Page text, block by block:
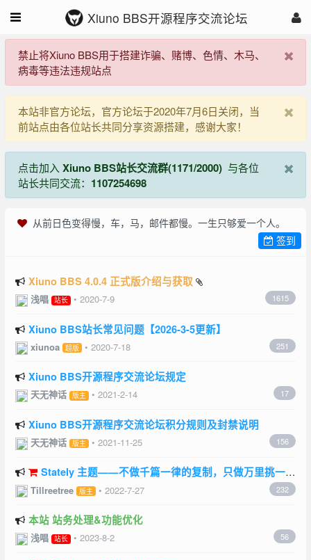
Xiuno BBS开源程序交流论坛
禁止将Xiuno BBS用于搭建诈骗、赌博、色情、木马、
病毒等违法违规站点
本站非官方论坛，官方论坛于2020年7月6日关闭，当
前站点由各位站长共同分享资源搭建，感谢大家！
点击加入 Xiuno BBS站长交流群(1171/2000)与各位
站长共同交流： 1107254698
从前日色变得慢，车，马，邮件都慢。一生只够爱一个人。
签到
Xiuno BBS 4.0.4 正式版介绍与获取
浅唱 站长 • 2020-7-9 1615
Xiuno BBS站长常见问题【2026-3-5更新】
xiunoa 超版 • 2020-7-18 251
Xiuno BBS开源程序交流论坛规定
天无神话 版主 • 2021-2-14 17
Xiuno BBS开源程序交流论坛积分规则及封禁说明
天无神话 版主 • 2021-11-25 156
Stately 主题——不做千篇一律的复制，只做万里挑一的
基底【谨防盗版】
Tillreetree 版主 • 2022-7-27 232
本站 站务处理&功能优化
浅唱 站长 • 2023-8-2 56